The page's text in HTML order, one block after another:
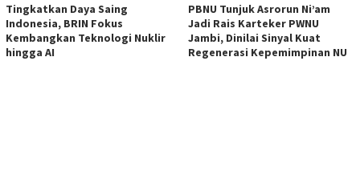
Tingkatkan Daya Saing
Indonesia, BRIN Fokus
Kembangkan Teknologi Nuklir
hingga AI
PBNU Tunjuk Asrorun Ni’am
Jadi Rais Karteker PWNU
Jambi, Dinilai Sinyal Kuat
Regenerasi Kepemimpinan NU